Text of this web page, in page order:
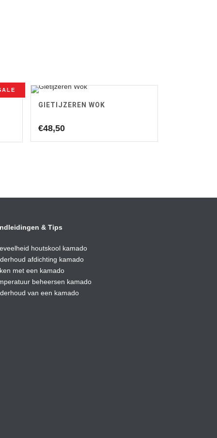
GIETIJZEREN WOK
€48,50
& Tips
houtskool kamado
afdichting kamado
met een kamado
beheersen kamado
van een kamado